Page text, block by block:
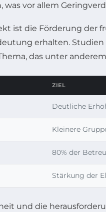
vor allem
ist die Förderung der
erhalten.
das unter
ZIEL
Deutliche
Kleinere
80% der
Stärkung der